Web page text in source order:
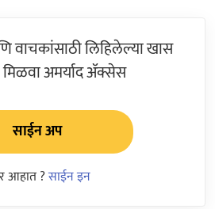
वाचकांसाठी लिहिलेल्या खास
अमर्याद ॲक्सेस
साईन अप
आहात ?साईन इन